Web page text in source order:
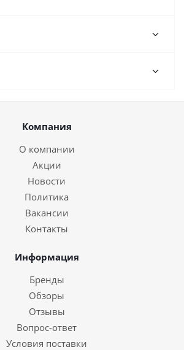
Компания
О компании
Акции
Новости
Политика
Вакансии
Контакты
Информация
Бренды
Обзоры
Отзывы
Вопрос-ответ
Условия поставки